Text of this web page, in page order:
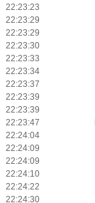
22:23:23
22:23:29
22:23:29
22:23:30
22:23:33
22:23:34
22:23:37
22:23:39
22:23:39
22:23:47
22:24:04
22:24:09
22:24:09
22:24:10
22:24:22
22:24:30